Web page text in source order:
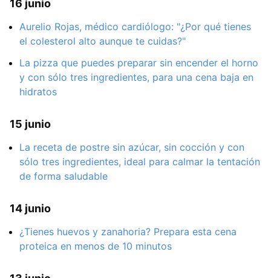
16 junio
Aurelio Rojas, médico cardiólogo: "¿Por qué tienes
el colesterol alto aunque te cuidas?"
La pizza que puedes preparar sin encender el horno
y con sólo tres ingredientes, para una cena baja en
hidratos
15 junio
La receta de postre sin azúcar, sin cocción y con
sólo tres ingredientes, ideal para calmar la tentación
de forma saludable
14 junio
¿Tienes huevos y zanahoria? Prepara esta cena
proteica en menos de 10 minutos